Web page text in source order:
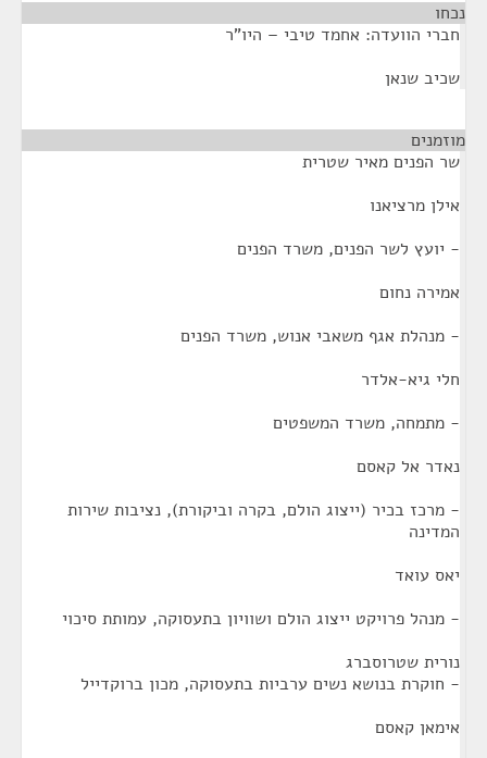
נכחו
חברי הוועדה: אחמד טיבי – היו"ר
שכיב שנאן
מוזמנים
שר הפנים מאיר שטרית
אילן מרציאנו
- יועץ לשר הפנים, משרד הפנים
אמירה נחום
- מנהלת אגף משאבי אנוש, משרד הפנים
חלי גיא-אלדר
- מתמחה, משרד המשפטים
נאדר אל קאסם
- מרכז בכיר (ייצוג הולם, בקרה וביקורת), נציבות שירות
המדינה
יאס עואד
- מנהל פרויקט ייצוג הולם ושוויון בתעסוקה, עמותת סיכוי
נורית שטרוסברג
- חוקרת בנושא נשים ערביות בתעסוקה, מכון ברוקדייל
אימאן קאסם